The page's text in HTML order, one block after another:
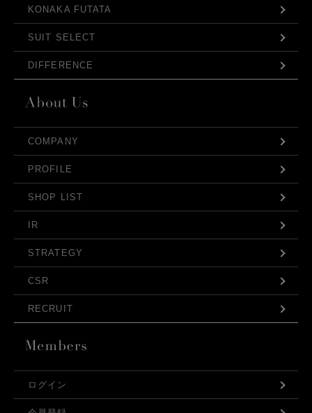
KONAKA FUTATA
SUIT SELECT
DIFFERENCE
COMPANY
PROFILE
SHOP LIST
IR
STRATEGY
CSR
RECRUIT
ログイン